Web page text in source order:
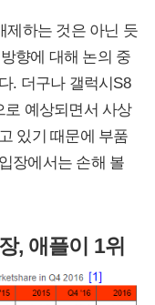
제하는 것은 아닌 듯
향에 대해 논의 중
. 더구나 갤럭시S8
로 예상되면서 사상
있기 때문에 부품
장에서는 손해 볼
, 애플이 1위